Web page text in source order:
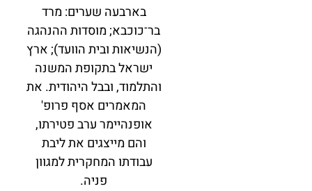
בארבעה שערים: מרד
בר־כוכבא; מוסדות ההנהגה
(הנשיאות ובית הוועד); ארץ
ישראל בתקופת המשנה
והתלמוד, ובבל היהודית. את
המאמרים אסף פרופ'
אופנהיימר ערב פטירתו,
והם מייצגים את ליבת
עבודתו המחקרית למגוון
פניה.